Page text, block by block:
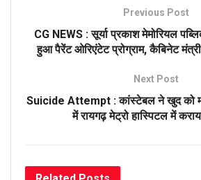
Previous Post
CG NEWS : सूर्या प्रकाश मेमोरियल
हुआ पैरेंट ओरिएंटेट प्रोग्राम, कैबिनेट
Next Post
Suicide Attempt : कांस्टेबल ने खुद को
में रायगढ़ मेट्रो हास्पिटल में